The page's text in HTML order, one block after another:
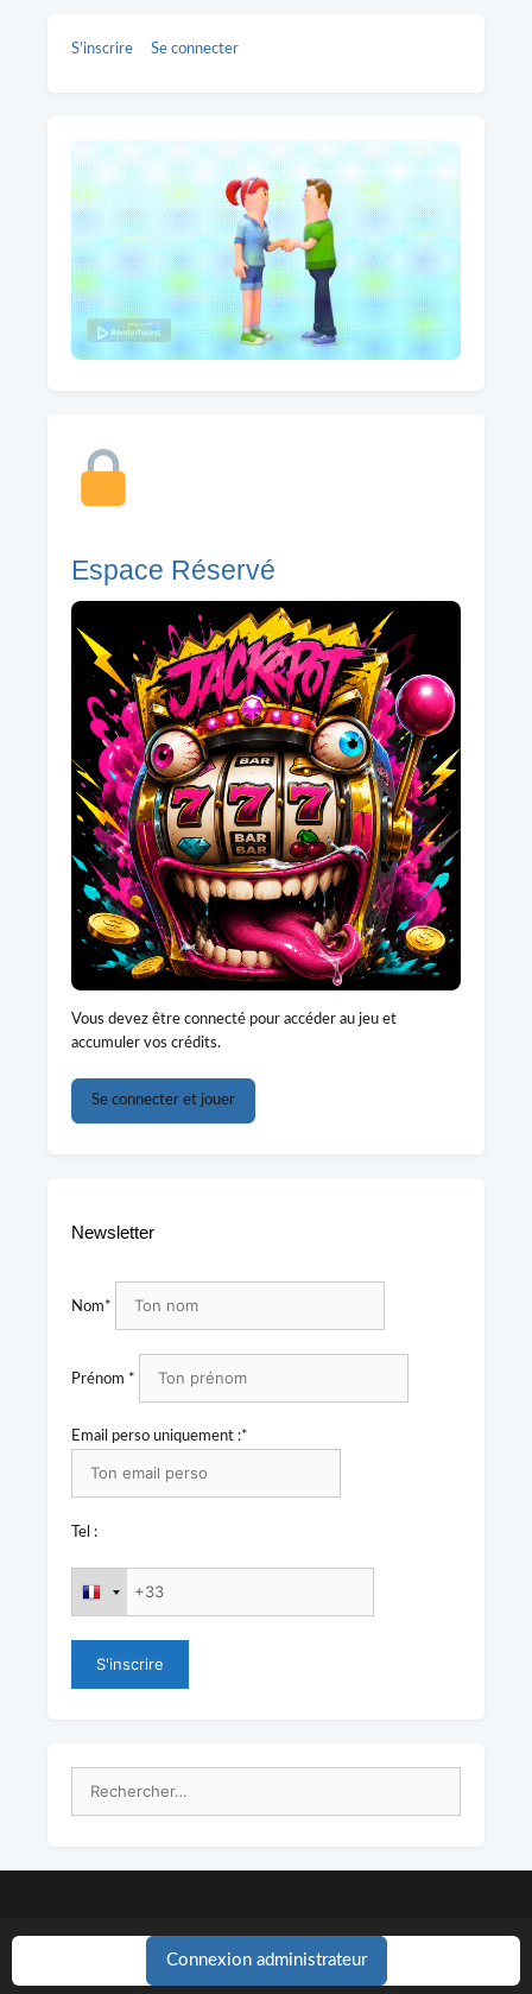
S’inscrire Se connecter
Espace Réservé
Vous devez être connecté pour accéder au jeu et
accumuler vos crédits.
Se connecter et jouer
Newsletter
Nom*
Prénom *
Email perso uniquement :*
Tel :
Connexion administrateur